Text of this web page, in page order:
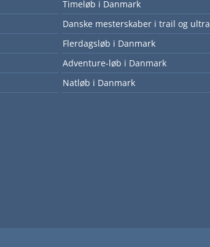
Timeløb i Danmark
Danske mesterskaber i trail og ultra
Flerdagsløb i Danmark
Adventure-løb i Danmark
Natløb i Danmark